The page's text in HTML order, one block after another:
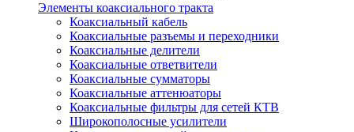
Элементы коаксиального тракта
Коаксиальный кабель
Коаксиальные разъемы и переходники
Коаксиальные делители
Коаксиальные ответвители
Коаксиальные сумматоры
Коаксиальные аттенюаторы
Коаксиальные фильтры для сетей КТВ
Широкополосные усилители